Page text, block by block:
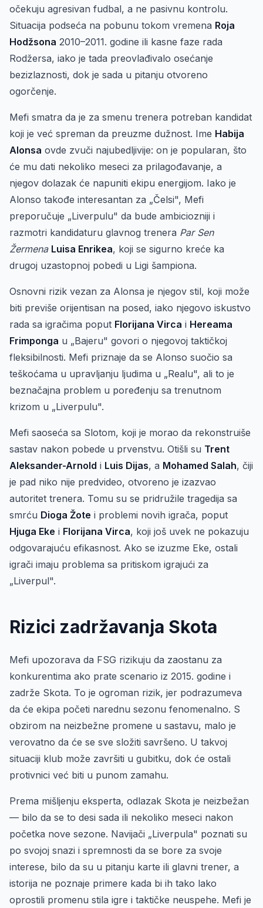
očekuju agresivan fudbal, a ne pasivnu kontrolu.
Situacija podseća na pobunu tokom vremena Roja
Hodžsona 2010–2011. godine ili kasne faze rada
Rodžersa, iako je tada preovlađivalo osećanje
bezizlaznosti, dok je sada u pitanju otvoreno
ogorčenje.
Mefi smatra da je za smenu trenera potreban kandidat
koji je već spreman da preuzme dužnost. Ime Habija
Alonsa ovde zvuči najubedljivije: on je popularan, što
će mu dati nekoliko meseci za prilagođavanje, a
njegov dolazak će napuniti ekipu energijom. Iako je
Alonso takođe interesantan za „Čelsi", Mefi
preporučuje „Liverpulu" da bude ambiciozniji i
razmotri kandidaturu glavnog trenera Par Sen
Žermena Luisa Enrikea, koji se sigurno kreće ka
drugoj uzastopnoj pobedi u Ligi šampiona.
Osnovni rizik vezan za Alonsa je njegov stil, koji može
biti previše orijentisan na posed, iako njegovo iskustvo
rada sa igračima poput Florijana Virca i Hereama
Frimponga u „Bajeru" govori o njegovoj taktičkoj
fleksibilnosti. Mefi priznaje da se Alonso suočio sa
teškoćama u upravljanju ljudima u „Realu", ali to je
beznačajna problem u poređenju sa trenutnom
krizom u „Liverpulu".
Mefi saoseća sa Slotom, koji je morao da rekonstruiše
sastav nakon pobede u prvenstvu. Otišli su Trent
Aleksander-Arnold i Luis Dijas, a Mohamed Salah, čiji
je pad niko nije predvideo, otvoreno je izazvao
autoritet trenera. Tomu su se pridružile tragedija sa
smrću Dioga Žote i problemi novih igrača, poput
Hjuga Eke i Florijana Virca, koji još uvek ne pokazuju
odgovarajuću efikasnost. Ako se izuzme Eke, ostali
igrači imaju problema sa pritiskom igrajući za
„Liverpul".
Rizici zadržavanja Skota
Mefi upozorava da FSG rizikuju da zaostanu za
konkurentima ako prate scenario iz 2015. godine i
zadrže Skota. To je ogroman rizik, jer podrazumeva
da će ekipa početi narednu sezonu fenomenalno. S
obzirom na neizbežne promene u sastavu, malo je
verovatno da će se sve složiti savršeno. U takvoj
situaciji klub može završiti u gubitku, dok će ostali
protivnici već biti u punom zamahu.
Prema mišljenju eksperta, odlazak Skota je neizbežan
— bilo da se to desi sada ili nekoliko meseci nakon
početka nove sezone. Navijači „Liverpula" poznati su
po svojoj snazi i spremnosti da se bore za svoje
interese, bilo da su u pitanju karte ili glavni trener, a
istorija ne poznaje primere kada bi ih tako lako
oprostili promenu stila igre i taktičke neuspehe. Mefi je